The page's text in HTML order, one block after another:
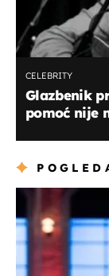
CELEBRITY
Glazbenik
pomoć nije